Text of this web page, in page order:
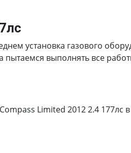
установка газового
пытаемся выполнять все
Limited 2012 2.4 177лс